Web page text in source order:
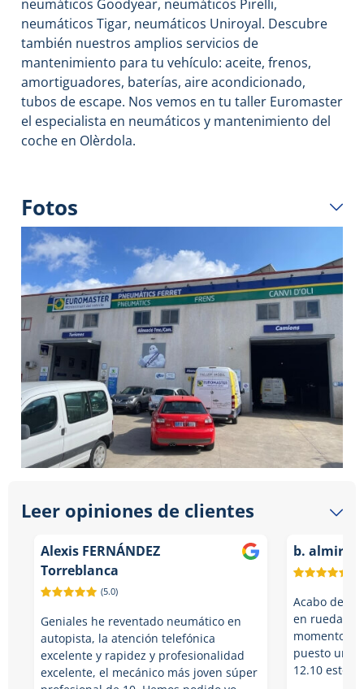
neumáticos Goodyear, neumáticos Pirelli,
neumáticos Tigar, neumáticos Uniroyal. Descubre
también nuestros amplios servicios de
mantenimiento para tu vehículo: aceite, frenos,
amortiguadores, baterías, aire acondicionado,
tubos de escape. Nos vemos en tu taller Euromaster
el especialista en neumáticos y mantenimiento del
coche en Olèrdola.
Fotos
Leer opiniones de clientes
Alexis FERNÁNDEZ
Torreblanca
(5.0)
Geniales he reventado neumático en
autopista, la atención telefónica
excelente y rapidez y profesionalidad
excelente, el mecánico más joven súper
b. almirall
Acabo de ir
en rueda
momento
puesto un
12.10 estoy